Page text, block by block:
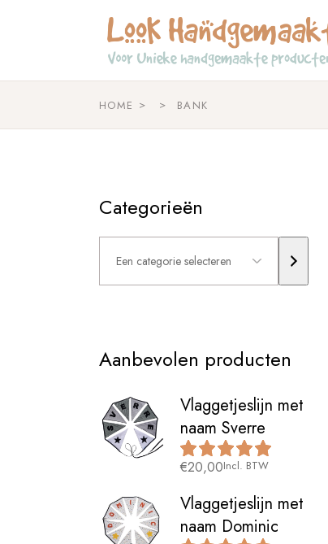
HOME BANK
Categorieën
Een
categorie
selecteren
Aanbevolen producten
Vlaggetjeslijn met
naam Sverre
€20,00Incl. BTW
Vlaggetjeslijn met
naam Dominic